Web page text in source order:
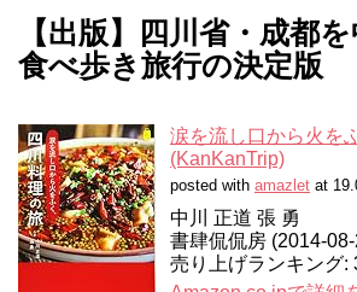
【出版】四川省・成都
食べ歩き旅行の決定版
涙を流し口から火を
(KanKanTrip)
posted with amazlet at
中川 正道 張 勇
書肆侃侃房 (2014-
売り上げランキング: